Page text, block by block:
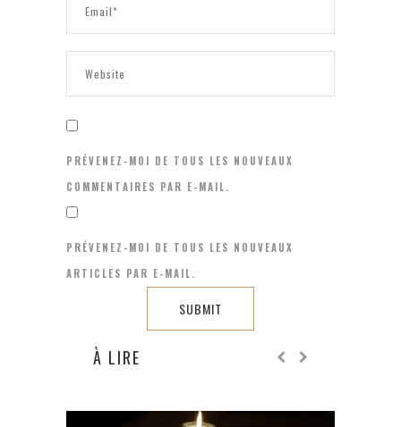
PRÉVENEZ-MOI DE TOUS LES NOUVEAUX
COMMENTAIRES PAR E-MAIL.
PRÉVENEZ-MOI DE TOUS LES NOUVEAUX
ARTICLES PAR E-MAIL.
À LIRE